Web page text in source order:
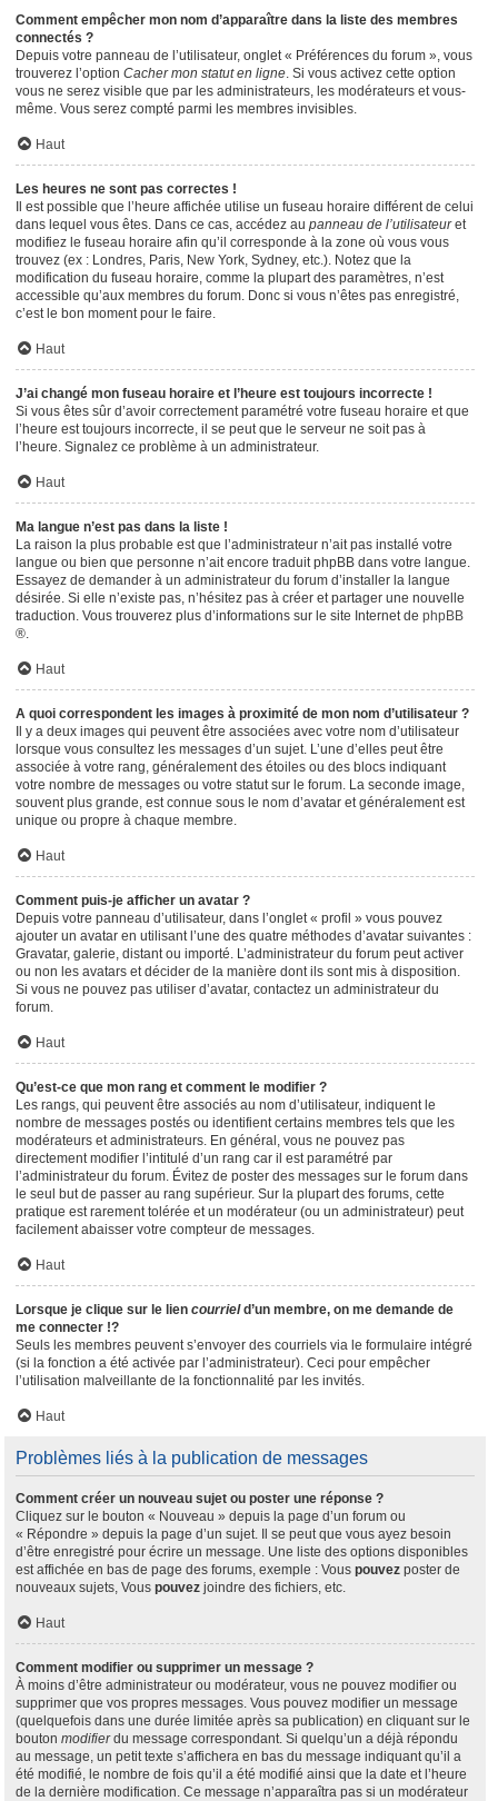
Comment empêcher mon nom d’apparaître dans la liste des membres
connectés ?
Depuis votre panneau de l’utilisateur, onglet « Préférences du forum », vous
trouverez l’option Cacher mon statut en ligne. Si vous activez cette option
vous ne serez visible que par les administrateurs, les modérateurs et vous-
même. Vous serez compté parmi les membres invisibles.
Haut
Les heures ne sont pas correctes !
Il est possible que l’heure affichée utilise un fuseau horaire différent de celui
dans lequel vous êtes. Dans ce cas, accédez au panneau de l’utilisateuret
modifiez le fuseau horaire afin qu’il corresponde à la zone où vous vous
trouvez (ex : Londres, Paris, New York, Sydney, etc.). Notez que la
modification du fuseau horaire, comme la plupart des paramètres, n’est
accessible qu’aux membres du forum. Donc si vous n’êtes pas enregistré,
c’est le bon moment pour le faire.
Haut
J’ai changé mon fuseau horaire et l’heure est toujours incorrecte !
Si vous êtes sûr d’avoir correctement paramétré votre fuseau horaire et que
l’heure est toujours incorrecte, il se peut que le serveur ne soit pas à
l’heure. Signalez ce problème à un administrateur.
Haut
Ma langue n’est pas dans la liste !
La raison la plus probable est que l’administrateur n’ait pas installé votre
langue ou bien que personne n’ait encore traduit phpBB dans votre langue.
Essayez de demander à un administrateur du forum d’installer la langue
désirée. Si elle n’existe pas, n’hésitez pas à créer et partager une nouvelle
traduction. Vous trouverez plus d’informations sur le site Internet de phpBB
®.
Haut
A quoi correspondent les images à proximité de mon nom d’utilisateur ?
Il y a deux images qui peuvent être associées avec votre nom d’utilisateur
lorsque vous consultez les messages d’un sujet. L’une d’elles peut être
associée à votre rang, généralement des étoiles ou des blocs indiquant
votre nombre de messages ou votre statut sur le forum. La seconde image,
souvent plus grande, est connue sous le nom d’avatar et généralement est
unique ou propre à chaque membre.
Haut
Comment puis-je afficher un avatar ?
Depuis votre panneau d’utilisateur, dans l’onglet « profil » vous pouvez
ajouter un avatar en utilisant l’une des quatre méthodes d’avatar suivantes :
Gravatar, galerie, distant ou importé. L’administrateur du forum peut activer
ou non les avatars et décider de la manière dont ils sont mis à disposition.
Si vous ne pouvez pas utiliser d’avatar, contactez un administrateur du
forum.
Haut
Qu’est-ce que mon rang et comment le modifier ?
Les rangs, qui peuvent être associés au nom d’utilisateur, indiquent le
nombre de messages postés ou identifient certains membres tels que les
modérateurs et administrateurs. En général, vous ne pouvez pas
directement modifier l’intitulé d’un rang car il est paramétré par
l’administrateur du forum. Évitez de poster des messages sur le forum dans
le seul but de passer au rang supérieur. Sur la plupart des forums, cette
pratique est rarement tolérée et un modérateur (ou un administrateur) peut
facilement abaisser votre compteur de messages.
Haut
Lorsque je clique sur le lien courrield’un membre, on me demande de
me connecter !?
Seuls les membres peuvent s’envoyer des courriels via le formulaire intégré
(si la fonction a été activée par l’administrateur). Ceci pour empêcher
l’utilisation malveillante de la fonctionnalité par les invités.
Haut
Problèmes liés à la publication de messages
Comment créer un nouveau sujet ou poster une réponse ?
Cliquez sur le bouton « Nouveau » depuis la page d’un forum ou
« Répondre » depuis la page d’un sujet. Il se peut que vous ayez besoin
d’être enregistré pour écrire un message. Une liste des options disponibles
est affichée en bas de page des forums, exemple : Vous pouvez poster de
nouveaux sujets, Vous pouvez joindre des fichiers, etc.
Haut
Comment modifier ou supprimer un message ?
À moins d’être administrateur ou modérateur, vous ne pouvez modifier ou
supprimer que vos propres messages. Vous pouvez modifier un message
(quelquefois dans une durée limitée après sa publication) en cliquant sur le
bouton modifierdu message correspondant. Si quelqu’un a déjà répondu
au message, un petit texte s’affichera en bas du message indiquant qu’il a
été modifié, le nombre de fois qu’il a été modifié ainsi que la date et l’heure
de la dernière modification. Ce message n’apparaîtra pas si un modérateur